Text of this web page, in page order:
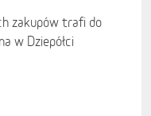
zakupów trafi do
w Dziepółci